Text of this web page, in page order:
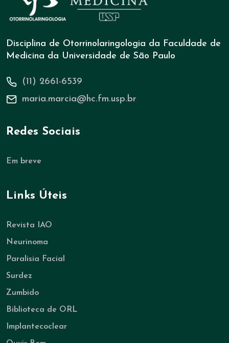
Disciplina de Otorrinolaringologia da Faculdade de
Medicina da Universidade de São Paulo
(11) 2661-6539
maria.marcia@hc.fm.usp.br
Redes Sociais
Em breve
Links Úteis
Revista IAO
Neurinoma
Paralisia Facial
Surdez
Zumbido
Biblioteca de ORL
Implantecoclear